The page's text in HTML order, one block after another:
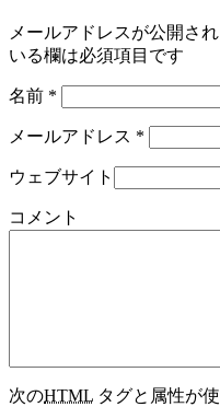
メールアドレスが公開さ
いる欄は必須項目です
名前 *
メールアドレス *
ウェブサイト
コメント
次のHTML タグと属性が